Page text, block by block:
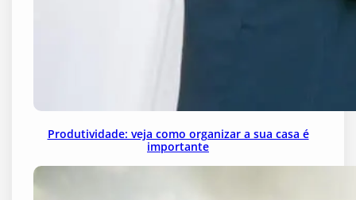
Produtividade: veja como organizar a sua casa é
importante